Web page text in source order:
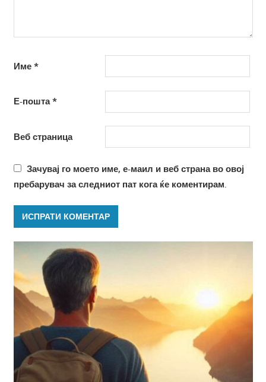
Име *
Е-пошта*
Веб страница
Зачувај го моето име, е-маил и веб страна во овој
пребарувач за следниот пат кога ќе коментирам.